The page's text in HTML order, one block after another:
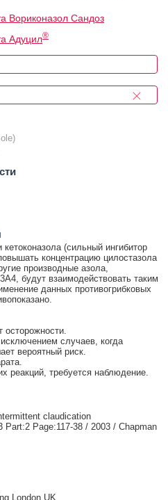
Вориконазол Сандоз
Адуцил®
(сильный ингибитор
концентрацию цилостазола
производные азола,
будут взаимодействовать таким
данных противогрибковых
осторожности.
случаев, когда
вероятный риск.
реакций, требуется наблюдение.
claudication
Page:117-38 / 2003 / Chapman
London UK